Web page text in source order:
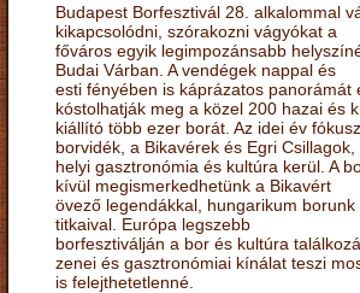
Budapest Borfesztivál 28. alkalommal
kikapcsolódni, szórakozni vágyókat a
főváros egyik legimpozánsabb
Budai Várban. A vendégek nappal és
esti fényében is káprázatos panorámát
kóstolhatják meg a közel 200 hazai és
kiállító több ezer borát. Az idei év
borvidék, a Bikavérek és Egri Csillagok,
helyi gasztronómia és kultúra kerül. A
kívül megismerkedhetünk a Bikavért
övező legendákkal, hungarikum
titkaival. Európa legszebb
borfesztiválján a bor és kultúra
zenei és gasztronómiai kínálat teszi
is felejthetetlenné.